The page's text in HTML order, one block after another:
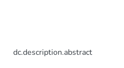
dc.description.abstract